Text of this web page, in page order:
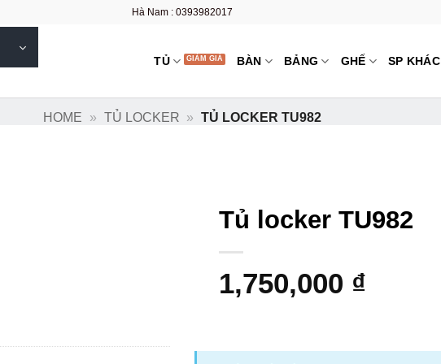
Hà Nam : 0393982017
TỦ BÀN BẢNG GHẾ SP KHÁC
HOME » TỦ LOCKER » TỦ LOCKER TU982
Tủ locker TU982
1,750,000 ₫